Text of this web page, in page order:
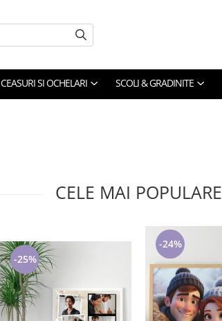
CEASURI SI OCHELARI SCOLI & GRADINITE
CELE MAI POPULARE
-25%
-24%